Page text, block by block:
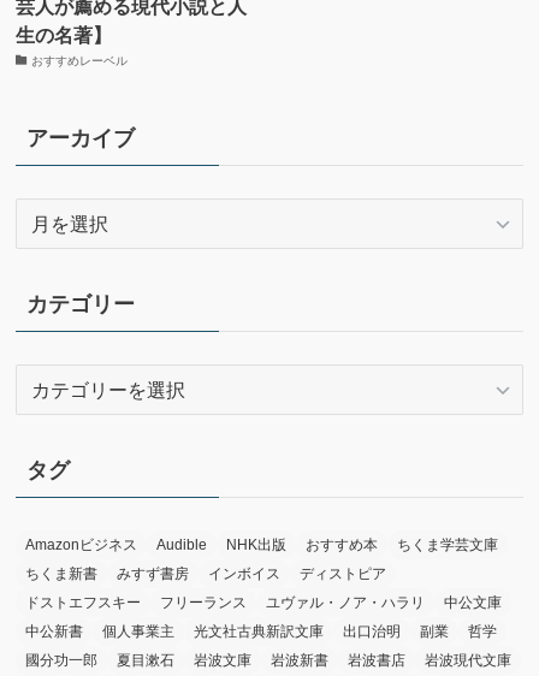
芸人が薦める現代小説と人
生の名著】
おすすめレーベル
アーカイブ
イ
ブ
カテゴリー
リ
ー
タグ
Amazonビジネス Audible NHK出版 おすすめ本
ちくま学芸文庫
ちくま新書
みすず書房 インボイス
ディストピア
ドストエフスキー
フリーランス ユヴァル・ノア・ハラリ
中公文庫
中公新書
個人事業主 光文社古典新訳文庫 出口治明 副業
哲学
國分功一郎
夏目漱石 岩波文庫 岩波新書 岩波書店 岩波現代文庫